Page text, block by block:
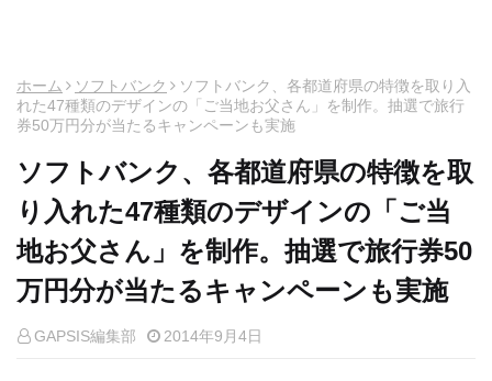
ホーム ソフトバンク
ソフトバンク、各都道府県の特徴を取り入
れた47種類のデザインの「ご当地お父さん」を制作。抽選で旅行
券50万円分が当たるキャンペーンも実施
ソフトバンク、各都道府県の特徴を取
り入れた47種類のデザインの「ご当
地お父さん」を制作。抽選で旅行券50
万円分が当たるキャンペーンも実施
GAPSIS編集部 2014年9月4日